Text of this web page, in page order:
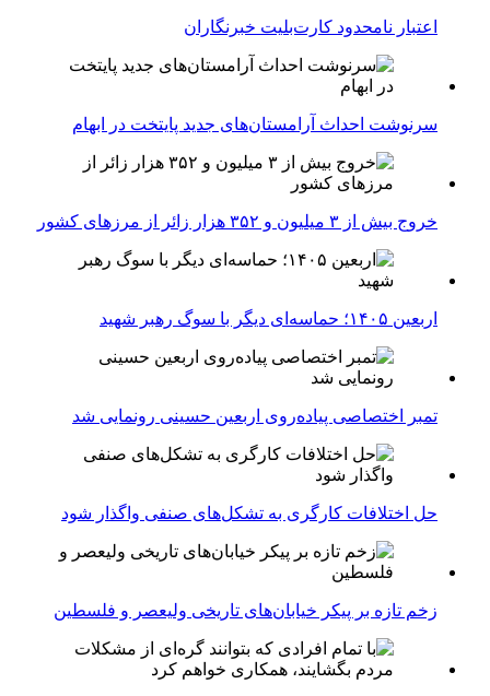
اعتبار نامحدود کارت‌بلیت خبرنگاران
سرنوشت احداث آرامستان‌های جدید پایتخت در ابهام
خروج بیش از ۳ میلیون و ۳۵۲ هزار زائر از مرزهای کشور
اربعین ۱۴۰۵؛ حماسه‌ای دیگر با سوگ رهبر شهید
تمبر اختصاصی پیاده‌روی اربعین حسینی رونمایی شد
حل اختلافات کارگری به تشکل‌های صنفی واگذار شود
زخم تازه بر پیکر خیابان‌های تاریخی ولیعصر و فلسطین